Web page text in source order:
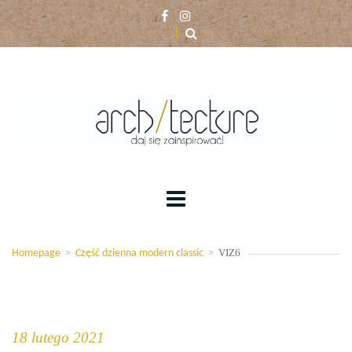
Homepage > Część dzienna modern classic > VIZ6
18 lutego 2021